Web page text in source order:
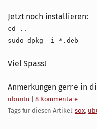
Jetzt noch installieren:
cd ..
sudo dpkg -i *.deb
Viel Spass!
Anmerkungen gerne in
Kategorien:
ubuntu
8 Kommentare
Tags für diesen Artikel: sox,